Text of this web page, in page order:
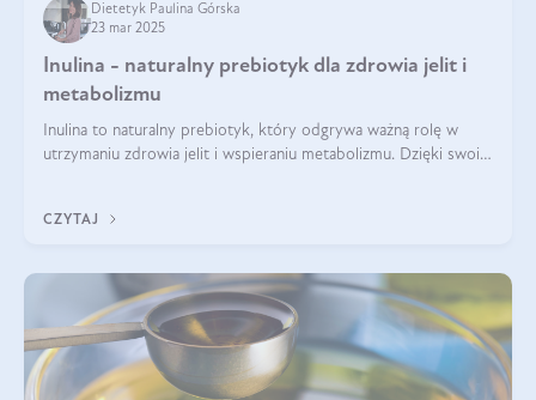
Dietetyk Paulina Górska
23 mar 2025
Inulina - naturalny prebiotyk dla zdrowia jelit i
metabolizmu
Inulina to naturalny prebiotyk, który odgrywa ważną rolę w
utrzymaniu zdrowia jelit i wspieraniu metabolizmu. Dzięki swoim
CZYTAJ